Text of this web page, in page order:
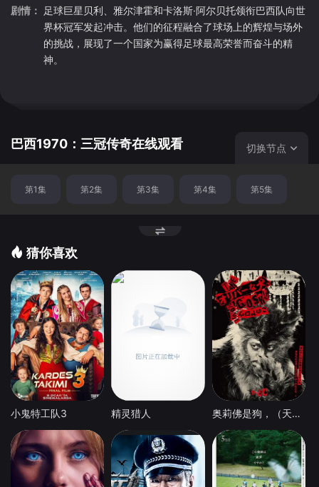
剧情：
足球巨星贝利、雅尔津霍和卡洛斯·阿尔贝托领衔巴西队向世
界杯冠军发起冲击。他们的征程融合了球场上的辉煌与场外
的挑战，展现了一个国家为赢得足球最高荣誉而奋斗的精
神。
巴西1970：三冠传奇在线观看 切换节点
第1集 第2集 第3集 第4集 第5集
猜你喜欢
小鬼特工队3 精灵猎人 奥莉佛是狗，（天哪！！）这家伙电影版